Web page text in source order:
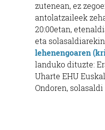
zutenean, ez
antolatzaileek
20:00etan,
eta
lehenengoaren
landuko dituzte:
Uharte EHU
Ondoren,